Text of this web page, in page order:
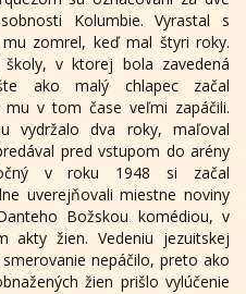
Kolumbie. Vyrastal s
zomrel, keď mal štyri roky.
v ktorej bola zavedená
ako malý chlapec začal
v tom čase veľmi zapáčili.
vydržalo dva roky, maľoval
pred vstupom do arény
v roku 1948 si začal
uverejňovali miestne noviny
Božskou komédiou, v
akty žien. Vedeniu jezuitskej
nepáčilo, preto ako
žien prišlo vylúčenie